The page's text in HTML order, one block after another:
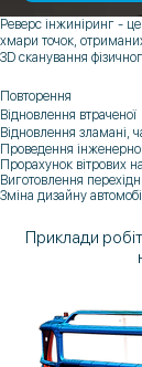
Реверс інжиніринг -
хмари точок,
3D сканування
Повторення
Відновлення втраченої
Відновлення зламані,
Проведення
Прорахунок вітрових
Виготовлення
Зміна дизайну
Приклади